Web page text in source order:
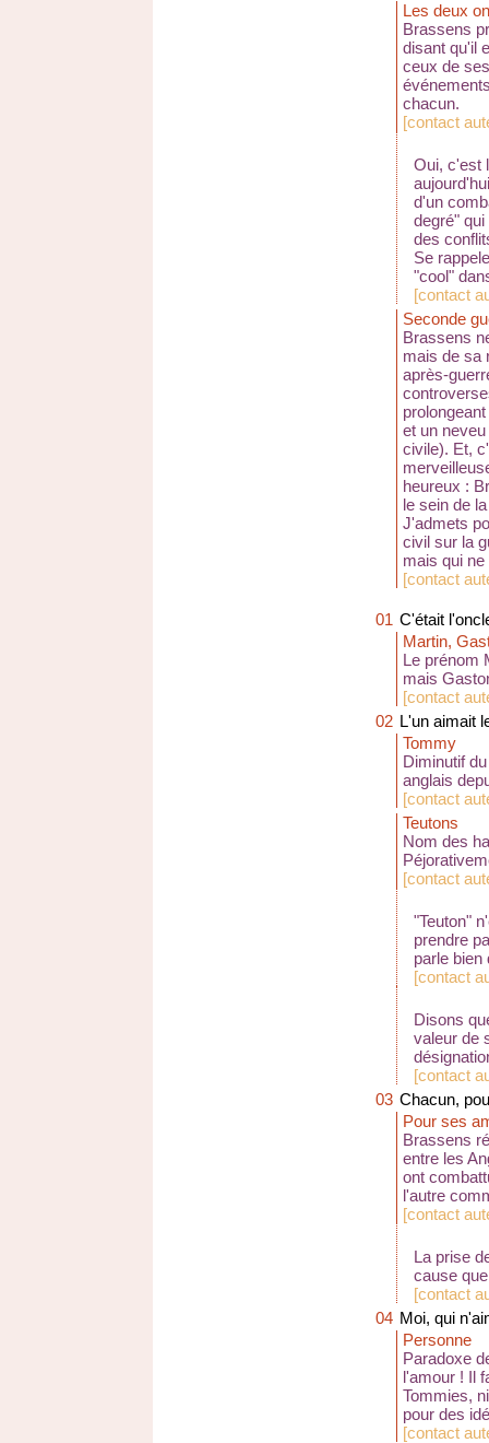
Les deux
Brassens
disant qu'il
ceux de
chacun.
[contact
Oui, c'est
d'un
degré"
des
Se
"cool"
[contact
Seconde
Brassens
mais de sa
après-
et un
civile). Et,
heureux :
le sein de
J'admets
civil sur la
mais qui
[contact
01 C'était
Martin,
Le prénom
mais
[contact
02 L'un aimait
Tommy
Diminutif
anglais
[contact
Teutons
Nom des
[contact
"Teuton"
prendre
parle bien
[contact
Disons
valeur de
[contact
03 Chacun,
Pour ses
Brassens
entre les
ont
l'autre
[contact
La prise
cause
[contact
04 Moi, qui
Personne
Paradoxe
l'amour ! Il
Tommies,
pour des
[contact